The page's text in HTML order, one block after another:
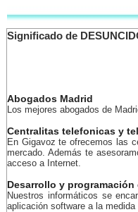
Significado de
Abogados Madrid
Los mejores abogados de
Centralitas telefonicas y
En Gigavoz te ofrecemos las
mercado. Además te
acceso a Internet.
Desarrollo y
Nuestros informáticos se
aplicación software a la